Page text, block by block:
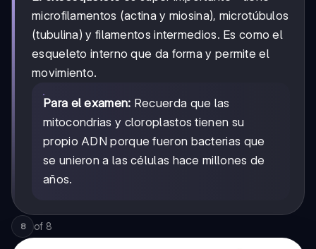
microfilamentos (actina y miosina), microtúbulos
(tubulina) y filamentos intermedios. Es como el
esqueleto interno que da forma y permite el
movimiento.
Para el examen: Recuerda que las
mitocondrias y cloroplastos tienen su
propio ADN porque fueron bacterias que
se unieron a las células hace millones de
años.
8 of 8